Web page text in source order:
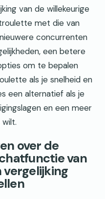
van de willekeurige
met die van
concurrenten
een betere
om te bepalen
als je snelheid en
een alternatief als je
en een meer
over de
van